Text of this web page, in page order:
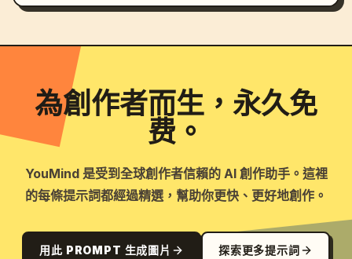
為創作者而生，永久免
费。
YouMind 是受到全球創作者信賴的 AI 創作助手。這裡
的每條提示詞都經過精選，幫助你更快、更好地創作。
用此 PROMPT 生成圖片 探索更多提示詞